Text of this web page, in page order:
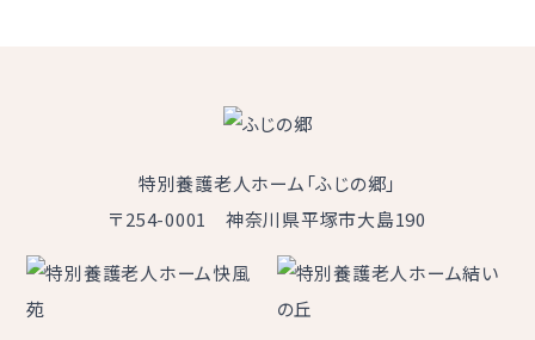
特別養護老人ホーム「ふじの郷」
〒254-0001 神奈川県平塚市大島190